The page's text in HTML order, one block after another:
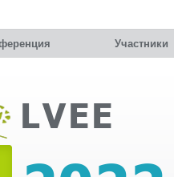
Участники